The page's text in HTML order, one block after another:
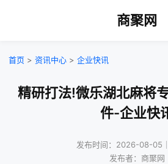
商聚网
首页 > 资讯中心 > 企业快讯
精研打法!微乐湖北麻将
件-企业快
发布时间：2026-08-05
发布者：商聚网